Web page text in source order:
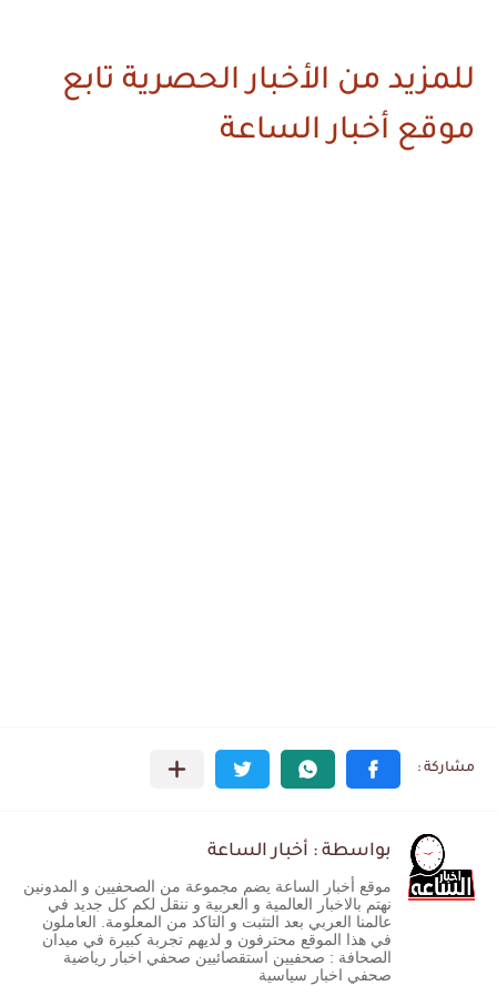
للمزيد من الأخبار الحصرية تابع
موقع أخبار الساعة
بواسطة : أخبار الساعة
موقع أخبار الساعة يضم مجموعة من الصحفيين و المدونين
نهتم بالاخبار العالمية و العربية و ننقل لكم كل جديد في
عالمنا العربي بعد التثبت و التاكد من المعلومة. العاملون
في هذا الموقع محترفون و لديهم تجربة كبيرة في ميدان
الصحافة : صحفيين استقصائيين صحفي اخبار رياضية
صحفي اخبار سياسية